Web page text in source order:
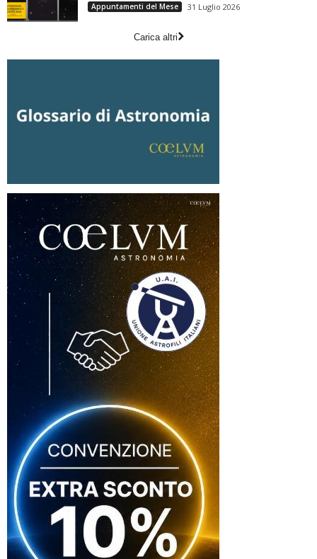
Appuntamenti del Mese 31 Luglio 2026
Carica altri